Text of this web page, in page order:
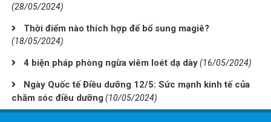
(28/05/2024)
Thời điểm nào thích hợp để bổ sung magiê?
(18/05/2024)
4 biện pháp phòng ngừa viêm loét dạ dày(16/05/2024)
Ngày Quốc tế Điều dưỡng 12/5: Sức mạnh kinh tế của
chăm sóc điều dưỡng (10/05/2024)